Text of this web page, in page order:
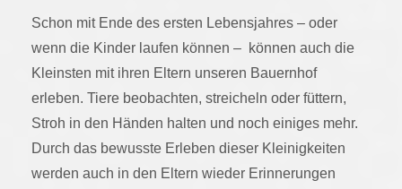
Schon mit Ende des ersten Lebensjahres – oder
wenn die Kinder laufen können – können auch die
Kleinsten mit ihren Eltern unseren Bauernhof
erleben. Tiere beobachten, streicheln oder füttern,
Stroh in den Händen halten und noch einiges mehr.
Durch das bewusste Erleben dieser Kleinigkeiten
werden auch in den Eltern wieder Erinnerungen